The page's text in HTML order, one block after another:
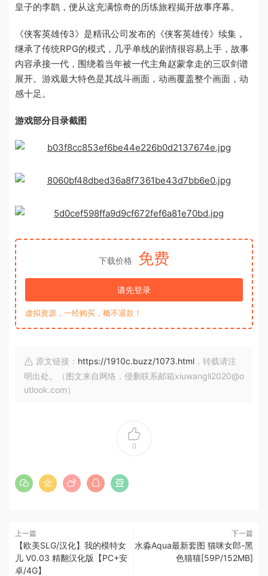
皇子的李鹞，便从这充满惊奇的历练旅程揭开故事序幕。
《侠客英雄传3》是精讯公司发布的《侠客英雄传》续集，
继承了传统RPG的模式，几乎单线的剧情很容易上手，故事
内容承接一代，围绕着当年被一代主角赵蒙拿走的三叹剑谱
展开。游戏最大特色是其战斗画面，动画覆盖整个画面，动
感十足。
游戏部分目录截图
下载价格 免费
请先登录
虚拟资源，一经购买，概不退款！
原文链接： https://1910c.buzz/1073.html ，转载请注
明出处。（图文来自网络，侵删联系邮箱xiuwangli2020@o
utlook.com）
0
上一篇
【欧美SLG/汉化】我的模特女
儿 V0.03 精翻汉化版【PC+安
卓/4G】
下一篇
水淼Aqua最新套图 猫咪女郎-黑
色猫猫[59P/152MB]